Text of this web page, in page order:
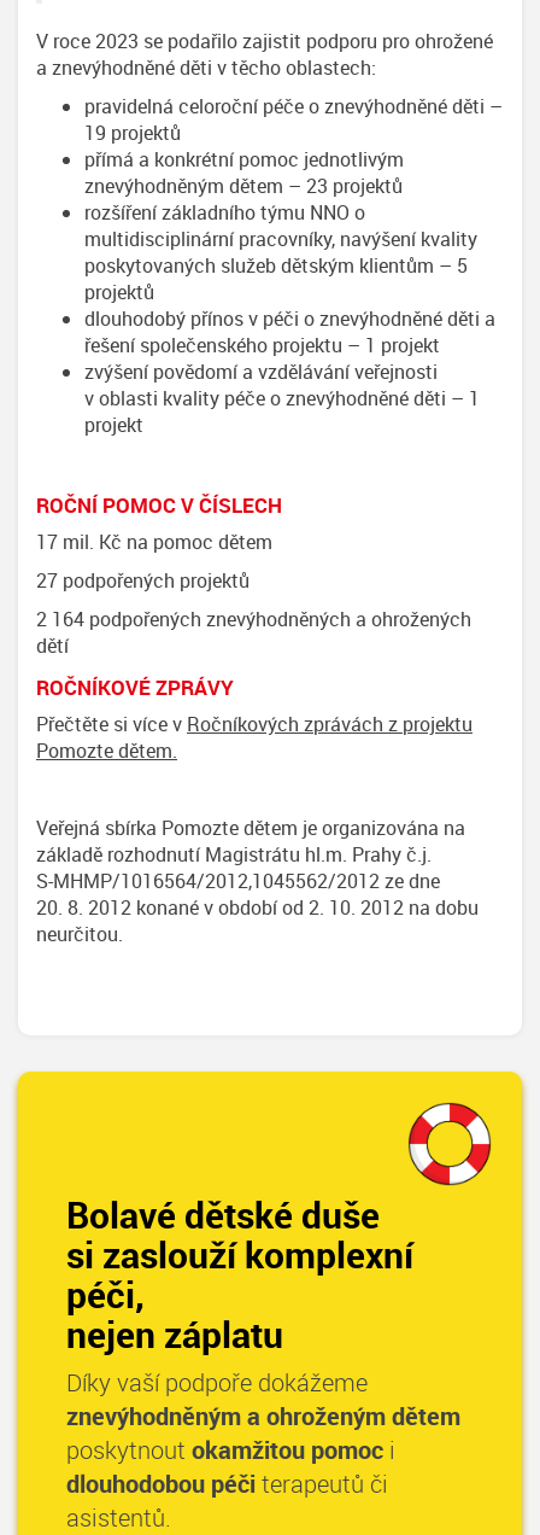
V roce 2023 se podařilo zajistit podporu pro ohrožené
a znevýhodněné děti v těcho oblastech:
pravidelná celoroční péče o znevýhodněné děti –
19 projektů
přímá a konkrétní pomoc jednotlivým
znevýhodněným dětem – 23 projektů
rozšíření základního týmu NNO o
multidisciplinární pracovníky, navýšení kvality
poskytovaných služeb dětským klientům – 5
projektů
dlouhodobý přínos v péči o znevýhodněné děti a
řešení společenského projektu – 1 projekt
zvýšení povědomí a vzdělávání veřejnosti
v oblasti kvality péče o znevýhodněné děti – 1
projekt
ROČNÍ POMOC V ČÍSLECH
17 mil. Kč na pomoc dětem
27 podpořených projektů
2 164 podpořených znevýhodněných a ohrožených
dětí
ROČNÍKOVÉ ZPRÁVY
Přečtěte si více v Ročníkových zprávách z projektu
Pomozte dětem.
Veřejná sbírka Pomozte dětem je organizována na
základě rozhodnutí Magistrátu hl.m. Prahy č.j.
S-MHMP/1016564/2012,1045562/2012 ze dne
20. 8. 2012 konané v období od 2. 10. 2012 na dobu
neurčitou.
Bolavé dětské duše
si zaslouží komplexní
péči,
nejen záplatu
Díky vaší podpoře dokážeme
znevýhodněným a ohroženým dětem
poskytnout okamžitou pomoc i
dlouhodobou péči terapeutů či
asistentů.